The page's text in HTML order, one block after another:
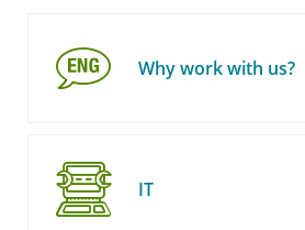
Why work with us?
IT